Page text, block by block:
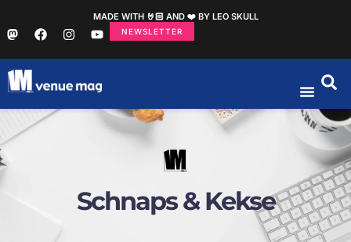
MADE WITH 🤘🏻 AND ❤️ BY LEO SKULL
NEWSLETTER
Schnaps & Kekse